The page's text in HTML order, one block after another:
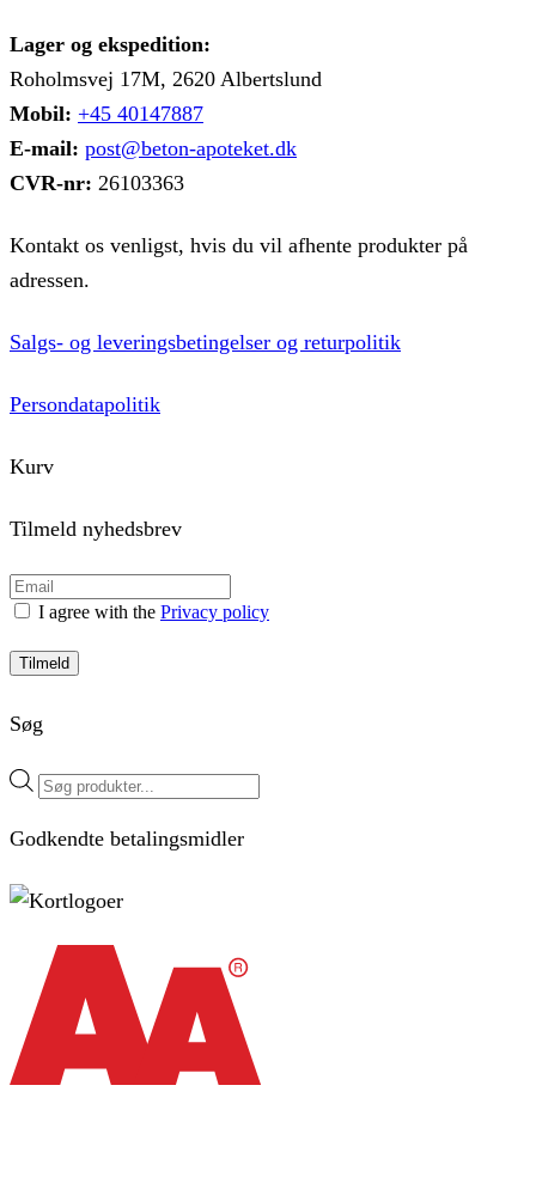
Mulighederne
vælges
på
varesiden
Lager og ekspedition:
Roholmsvej 17M, 2620 Albertslund
Mobil: +45 40147887
E-mail: post@beton-apoteket.dk
CVR-nr: 26103363
Kontakt os venligst, hvis du vil afhente produkter på
adressen.
Salgs- og leveringsbetingelser og returpolitik
Persondatapolitik
Kurv
Tilmeld nyhedsbrev
I agree with the Privacy policy
Tilmeld
Søg
Products
search
Godkendte betalingsmidler